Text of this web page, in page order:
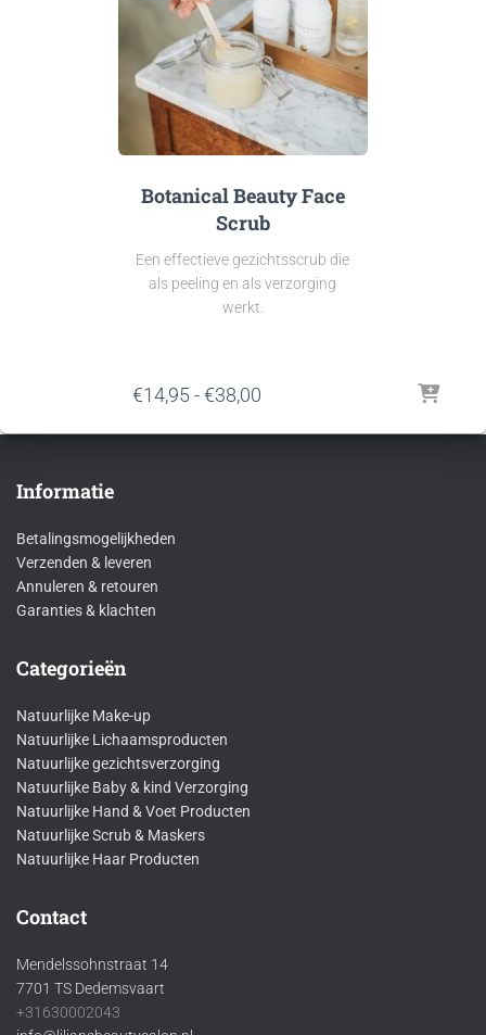
Botanical Beauty Face
Scrub
Een effectieve gezichtsscrub die
als peeling en als verzorging
werkt.
€14,95-€38,00
tot
Informatie
Betalingsmogelijkheden
Verzenden & leveren
Annuleren & retouren
Garanties & klachten
Categorieën
Natuurlijke Make-up
Natuurlijke Lichaamsproducten
Natuurlijke gezichtsverzorging
Natuurlijke Baby & kind Verzorging
Natuurlijke Hand & Voet Producten
Natuurlijke Scrub & Maskers
Natuurlijke Haar Producten
Contact
Mendelssohnstraat 14
7701 TS Dedemsvaart
+31630002043